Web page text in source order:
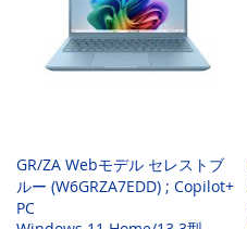
GR/ZA Webモデル セレストブ
ルー (W6GRZA7EDD) ; Copilot+
PC